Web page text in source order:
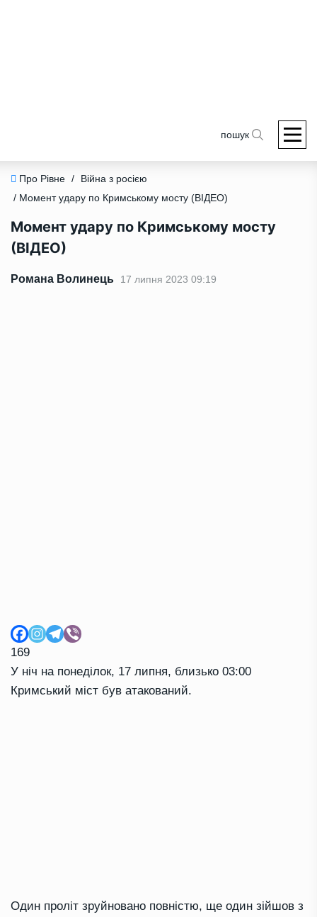
пошук
Про Рівне /
Війна з росією
/ Момент удару по Кримському мосту (ВІДЕО)
Момент удару по Кримському мосту
(ВІДЕО)
Романа Волинець 17 липня 2023 09:19
169
У ніч на понеділок, 17 липня, близько 03:00
Кримський міст був атакований.
Один проліт зруйновано повністю, ще один зійшов з